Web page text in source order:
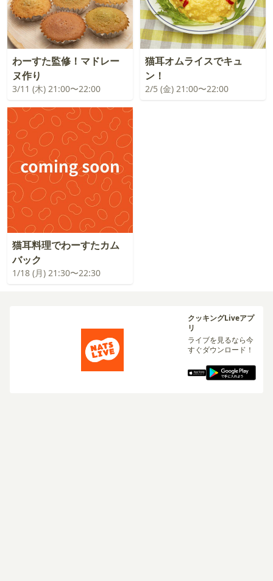
わーすた監修！マドレー
ヌ作り
3/11 (木) 21:00〜22:00
猫耳オムライスでキュ
ン！
2/5 (金) 21:00〜22:00
猫耳料理でわーすたカム
バック
1/18 (月) 21:30〜22:30
クッキングLiveアプ
リ
ライブを見るなら今
すぐダウンロード！